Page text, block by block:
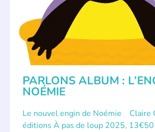
PARLONS ALBUM :
NOÉMIE
Le nouvel engin de Noémie Claire
éditions À pas de loup 2025, 13€50